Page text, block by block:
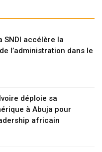
SNDI accélère la
l’administration dans le
déploie sa
à Abuja pour
africain